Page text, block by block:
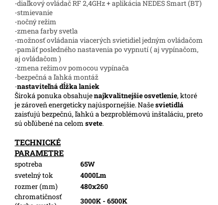
-diaľkový ovládač RF 2,4GHz + aplikácia NEDES Smart (BT)
-stmievanie
-nočný režim
-zmena farby svetla
-možnosť ovládania viacerých svietidiel jedným ovládačom
-pamäť posledného nastavenia po vypnutí ( aj vypínačom,
aj ovládačom )
-zmena režimov pomocou vypínača
-bezpečná a ľahká montáž
-nastaviteľná dĺžka laniek
Široká ponuka obsahujenajkvalitnejšie osvetlenie, ktoré
je zároveň energeticky najúspornejšie. Našesvietidlá
zaisťujú bezpečnú, ľahkú a bezproblémovú inštaláciu, preto
sú obľúbené na celom svete.
TECHNICKÉ
PARAMETRE
spotreba
65W
svetelný tok
4000Lm
rozmer (mm)
480x260
chromatičnosť
3000K - 6500K